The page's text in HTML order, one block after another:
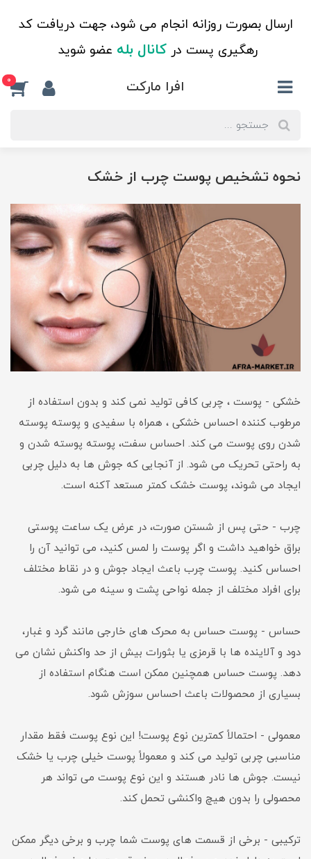
ارسال بصورت روزانه انجام می شود، جهت دریافت کد
رهگیری پست درکانال بله عضو شوید
افرا مارکت 0
نحوه تشخیص پوست چرب از خشک
خشکی - پوست ، چربی کافی تولید نمی کند و بدون استفاده از
مرطوب کننده احساس خشکی ، همراه با سفیدی و پوسته پوسته
شدن روی پوست می کند. احساس سفت، پوسته پوسته شدن و
به راحتی تحریک می شود. از آنجایی که جوش ها به دلیل چربی
ایجاد می شوند، پوست خشک کمتر مستعد آکنه است.
چرب - حتی پس از شستن صورت، در عرض یک ساعت پوستی
براق خواهید داشت و اگر پوست را لمس کنید، می توانید آن را
احساس کنید. پوست چرب باعث ایجاد جوش و در نقاط مختلف
برای افراد مختلف از جمله نواحی پشت و سینه می شود.
حساس - پوست حساس به محرک های خارجی مانند گرد و غبار،
دود و آلاینده ها با قرمزی یا بثورات بیش از حد واکنش نشان می
دهد. پوست حساس همچنین ممکن است هنگام استفاده از
بسیاری از محصولات باعث احساس سوزش شود.
معمولی - احتمالاً کمترین نوع پوست! این نوع پوست فقط مقدار
مناسبی چربی تولید می کند و معمولاً پوست خیلی چرب یا خشک
نیست. جوش ها نادر هستند و این نوع پوست می تواند هر
محصولی را بدون هیچ واکنشی تحمل کند.
ترکیبی - برخی از قسمت های پوست شما چرب و برخی دیگر ممکن